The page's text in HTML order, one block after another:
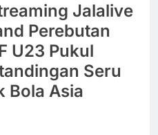
Jalalive
Perebutan
U23 Pukul
Seru
Bola Asia